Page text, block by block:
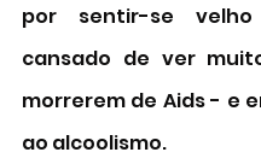
por sentir-se
cansado de ver
morrerem de Aids - e
ao alcoolismo.